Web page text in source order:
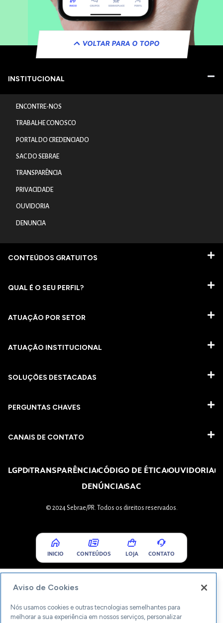
VOLTAR PARA O TOPO
INSTITUCIONAL
ENCONTRE-NOS
TRABALHE CONOSCO
PORTAL DO CREDENCIADO
SAC DO SEBRAE
TRANSPARÊNCIA
PRIVACIDADE
OUVIDORIA
DENUNCIA
CONTEÚDOS GRATUITOS
QUAL É O SEU PERFIL?
ATUAÇÃO POR SETOR
ATUAÇÃO INSTITUCIONAL
SOLUÇÕES DESTACADAS
PERGUNTAS CHAVES​
CANAIS DE CONTATO
LGPDTRANSPARÊNCIACÓDIGO DE ÉTICAOUVIDORIA
DENÚNCIASAC
© 2024 Sebrae/PR. Todos os direitos reservados.
INICIO CONTEÚDOS LOJA CONTATO
Aviso de Cookies
Nós usamos cookies e outras tecnologias semelhantes para
melhorar a sua experiência em nossos serviços, personalizar